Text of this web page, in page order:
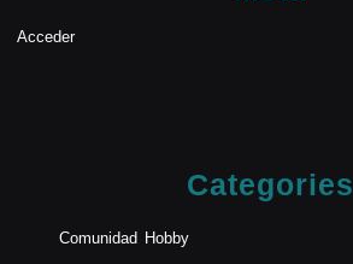
Acceder
Categories
Comunidad Hobby